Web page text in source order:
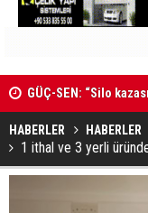
MAHKEME İLANI
HABERLER HABERLER
1 ithal ve 3 yerli